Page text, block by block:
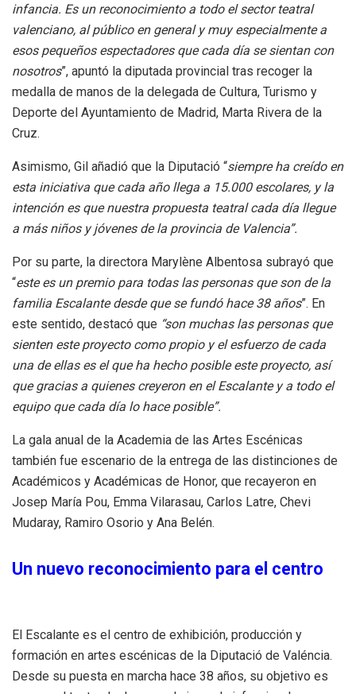
infancia. Es un reconocimiento a todo el sector teatral
valenciano, al público en general y muy especialmente a
esos pequeños espectadores que cada día se sientan con
nosotros”, apuntó la diputada provincial tras recoger la
medalla de manos de la delegada de Cultura, Turismo y
Deporte del Ayuntamiento de Madrid, Marta Rivera de la
Cruz.
Asimismo, Gil añadió que la Diputació “siempre ha creído en
esta iniciativa que cada año llega a 15.000 escolares, y la
intención es que nuestra propuesta teatral cada día llegue
a más niños y jóvenes de la provincia de Valencia”.
Por su parte, la directora Marylène Albentosa subrayó que
“este es un premio para todas las personas que son de la
familia Escalante desde que se fundó hace 38 años”. En
este sentido, destacó que “son muchas las personas que
sienten este proyecto como propio y el esfuerzo de cada
una de ellas es el que ha hecho posible este proyecto, así
que gracias a quienes creyeron en el Escalante y a todo el
equipo que cada día lo hace posible”.
La gala anual de la Academia de las Artes Escénicas
también fue escenario de la entrega de las distinciones de
Académicos y Académicas de Honor, que recayeron en
Josep María Pou, Emma Vilarasau, Carlos Latre, Chevi
Mudaray, Ramiro Osorio y Ana Belén.
Un nuevo reconocimiento para el centro
El Escalante es el centro de exhibición, producción y
formación en artes escénicas de la Diputació de Valéncia.
Desde su puesta en marcha hace 38 años, su objetivo es